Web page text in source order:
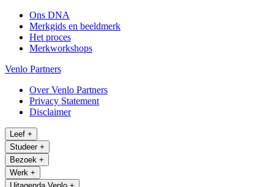
Ons DNA
Merkgids en beeldmerk
Het proces
Merkworkshops
Venlo Partners
Over Venlo Partners
Privacy Statement
Disclaimer
Leef +
Studeer +
Bezoek +
Werk +
Uitagenda Venlo +